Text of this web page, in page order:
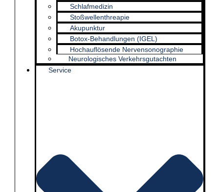
Schlafmedizin
Stoßwellenthreapie
Akupunktur
Botox-Behandlungen (IGEL)
Hochauflösende Nervensonographie
Neurologisches Verkehrsgutachten
Service